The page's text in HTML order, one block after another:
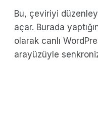
Bu, çeviriyi
açar. Burada
olarak canlı
arayüzüyle